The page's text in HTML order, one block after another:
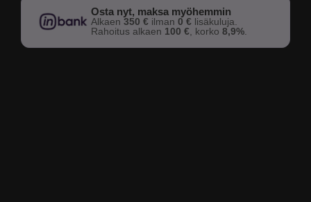
Osta nyt, maksa myöhemmin
Alkaen350 € ilman0 € lisäkuluja.
Rahoitus alkaen 100 €, korko8,9%.